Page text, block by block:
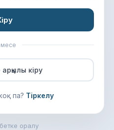
кіру
па? Тіркелу
оралу